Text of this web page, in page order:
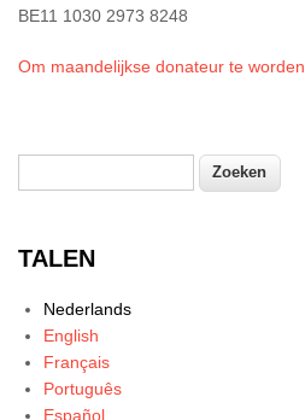
BE11 1030 2973 8248
Om maandelijkse donateur te worden.
TALEN
Nederlands
English
Français
Português
Español